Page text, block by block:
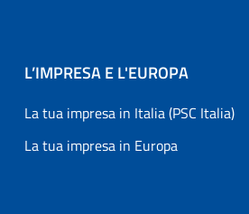
L’IMPRESA E L'EUROPA
La tua impresa in Italia (PSC Italia)
La tua impresa in Europa